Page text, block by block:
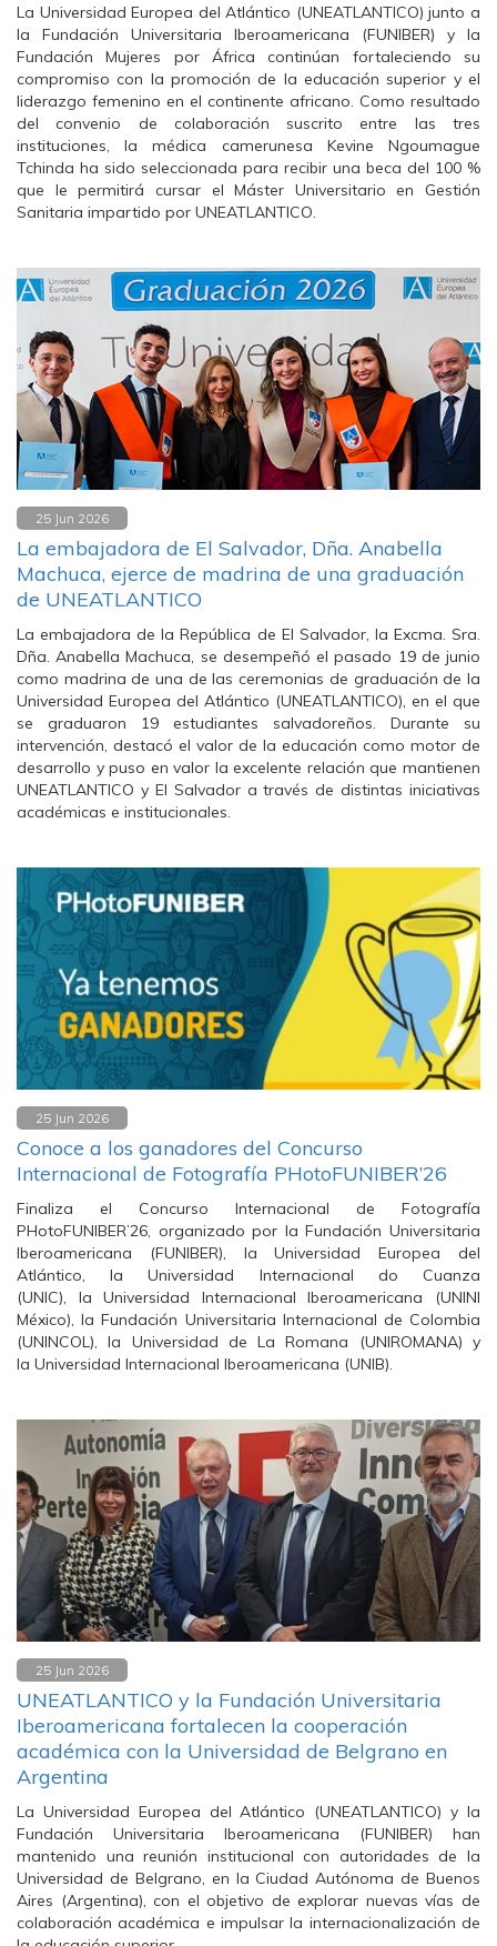
La Universidad Europea del Atlántico (UNEATLANTICO) junto a
la Fundación Universitaria Iberoamericana (FUNIBER) y la
Fundación Mujeres por África continúan fortaleciendo su
compromiso con la promoción de la educación superior y el
liderazgo femenino en el continente africano. Como resultado
del convenio de colaboración suscrito entre las tres
instituciones, la médica camerunesa Kevine Ngoumague
Tchinda ha sido seleccionada para recibir una beca del 100 %
que le permitirá cursar el Máster Universitario en Gestión
Sanitaria impartido por UNEATLANTICO.
25 Jun 2026
La embajadora de El Salvador, Dña. Anabella
Machuca, ejerce de madrina de una graduación
de UNEATLANTICO
La embajadora de la República de El Salvador, la Excma. Sra.
Dña. Anabella Machuca, se desempeñó el pasado 19 de junio
como madrina de una de las ceremonias de graduación de la
Universidad Europea del Atlántico (UNEATLANTICO), en el que
se graduaron 19 estudiantes salvadoreños. Durante su
intervención, destacó el valor de la educación como motor de
desarrollo y puso en valor la excelente relación que mantienen
UNEATLANTICO y El Salvador a través de distintas iniciativas
académicas e institucionales.
25 Jun 2026
Conoce a los ganadores del Concurso
Internacional de Fotografía PHotoFUNIBER’26
Finaliza el Concurso Internacional de Fotografía
PHotoFUNIBER’26, organizado por la Fundación Universitaria
Iberoamericana (FUNIBER), la Universidad Europea del
Atlántico, la Universidad Internacional do Cuanza
(UNIC), la Universidad Internacional Iberoamericana (UNINI
México), la Fundación Universitaria Internacional de Colombia
(UNINCOL), la Universidad de La Romana (UNIROMANA) y
la Universidad Internacional Iberoamericana (UNIB).
25 Jun 2026
UNEATLANTICO y la Fundación Universitaria
Iberoamericana fortalecen la cooperación
académica con la Universidad de Belgrano en
Argentina
La Universidad Europea del Atlántico (UNEATLANTICO) y la
Fundación Universitaria Iberoamericana (FUNIBER) han
mantenido una reunión institucional con autoridades de la
Universidad de Belgrano, en la Ciudad Autónoma de Buenos
Aires (Argentina), con el objetivo de explorar nuevas vías de
colaboración académica e impulsar la internacionalización de